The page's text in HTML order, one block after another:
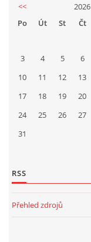
<<
2026
Po
Út St Čt
3
4 5 6
10
11 12 13
17
18 19 20
24
25 26 27
31
RSS
Přehled zdrojů